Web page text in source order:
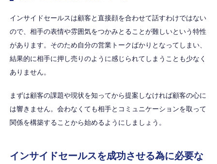
インサイドセールスは顧客と直接顔を合わせて話すわけではない
ので、相手の表情や雰囲気をつかみとることが難しいという特性
があります。そのため自分の営業トークばかりとなってしまい、
結果的に相手に押し売りのように感じられてしまうことも少なく
ありません。
まずは顧客の課題や現状を知ってから提案しなければ顧客の心に
は響きません。会わなくても相手とコミュニケーションを取って
関係を構築することから始めるようにしましょう。
インサイドセールスを成功させる為に必要な